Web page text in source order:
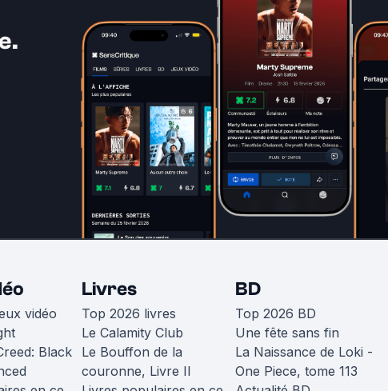
vidéo
Black
Livres
Top 2026 livres
Le Calamity Club
Le Bouffon de la
couronne, Livre II
BD
Top 2026 BD
Une fête sans fin
La Naissance de Loki -
One Piece, tome 113